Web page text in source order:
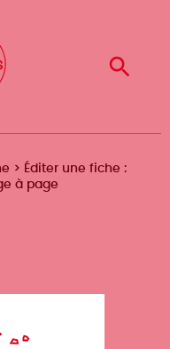
Éditer une fiche :
à page